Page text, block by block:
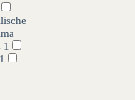
1
1